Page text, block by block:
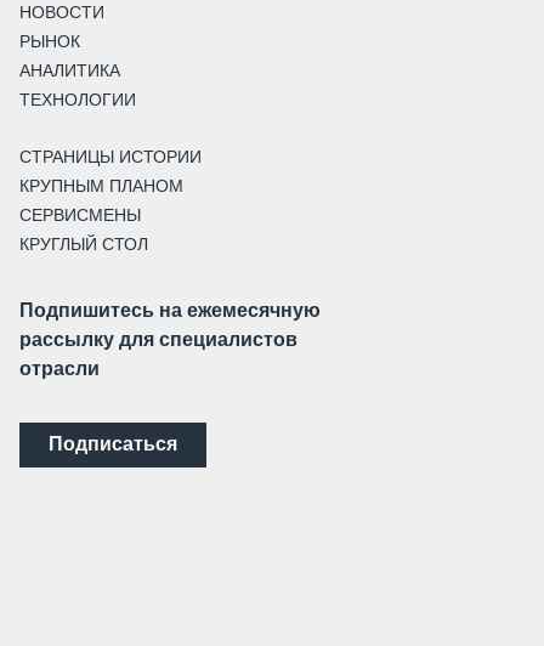
НОВОСТИ
РЫНОК
АНАЛИТИКА
ТЕХНОЛОГИИ
СТРАНИЦЫ ИСТОРИИ
КРУПНЫМ ПЛАНОМ
СЕРВИСМЕНЫ
КРУГЛЫЙ СТОЛ
Подпишитесь на ежемесячную
рассылку для специалистов
отрасли
Подписаться